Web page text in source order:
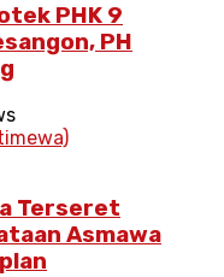
PHK 9
PH
Terseret
Asmawa